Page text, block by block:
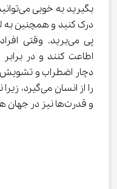
درک کنید و همچنین به
اطاعت کنند و در
را از انسان
و قدرت‌ها نیز در جهان هر روز رنگ عوض می‌کنند.